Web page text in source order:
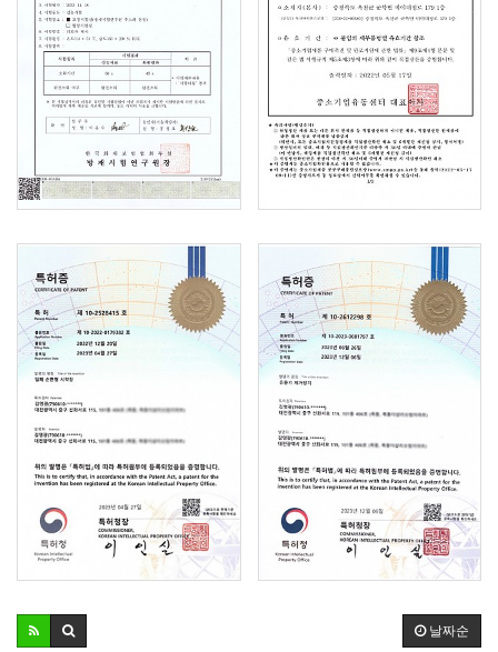
날짜순